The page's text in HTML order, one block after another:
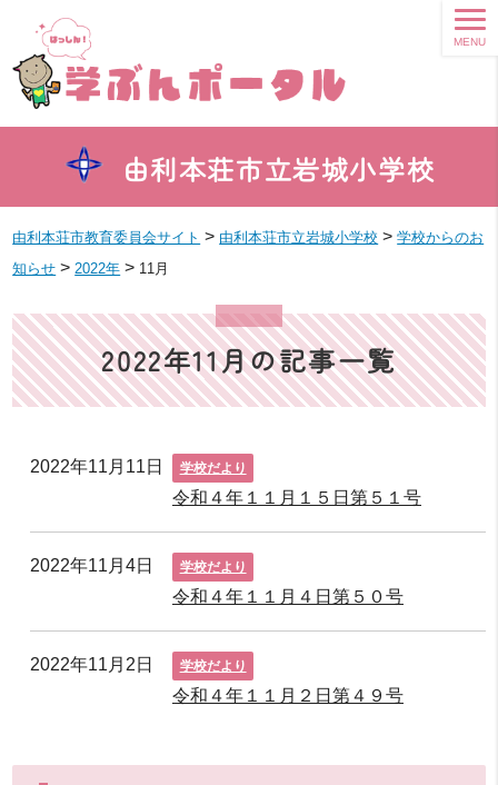
由利本荘市立岩城小学校
MENU
由利本荘市教育委員会サイト > 由利本荘市立岩城小学校 >学校からのお
知らせ > 2022年 > 11月
2022年11月の記事一覧
2022年11月11日 学校だより
令和４年１１月１５日第５１号
2022年11月4日 学校だより
令和４年１１月４日第５０号
2022年11月2日 学校だより
令和４年１１月２日第４９号